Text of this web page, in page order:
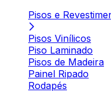
Pisos e
Pisos Vinílicos
Piso Laminado
Pisos de Madeira
Painel Ripado
Rodapés